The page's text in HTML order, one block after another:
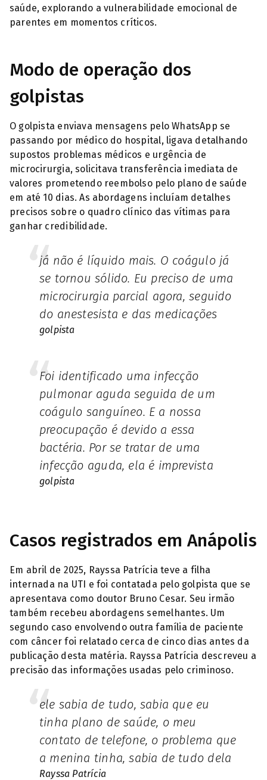
saúde, explorando a vulnerabilidade emocional de
parentes em momentos críticos.
Modo de operação dos
golpistas
O golpista enviava mensagens pelo WhatsApp se
passando por médico do hospital, ligava detalhando
supostos problemas médicos e urgência de
microcirurgia, solicitava transferência imediata de
valores prometendo reembolso pelo plano de saúde
em até 10 dias. As abordagens incluíam detalhes
precisos sobre o quadro clínico das vítimas para
ganhar credibilidade.
já não é líquido mais. O coágulo já
se tornou sólido. Eu preciso de uma
microcirurgia parcial agora, seguido
do anestesista e das medicações
golpista
Foi identificado uma infecção
pulmonar aguda seguida de um
coágulo sanguíneo. E a nossa
preocupação é devido a essa
bactéria. Por se tratar de uma
infecção aguda, ela é imprevista
golpista
Casos registrados em Anápolis
Em abril de 2025, Rayssa Patrícia teve a filha
internada na UTI e foi contatada pelo golpista que se
apresentava como doutor Bruno Cesar. Seu irmão
também recebeu abordagens semelhantes. Um
segundo caso envolvendo outra família de paciente
com câncer foi relatado cerca de cinco dias antes da
publicação desta matéria. Rayssa Patrícia descreveu a
precisão das informações usadas pelo criminoso.
ele sabia de tudo, sabia que eu
tinha plano de saúde, o meu
contato de telefone, o problema que
a menina tinha, sabia de tudo dela
Rayssa Patrícia